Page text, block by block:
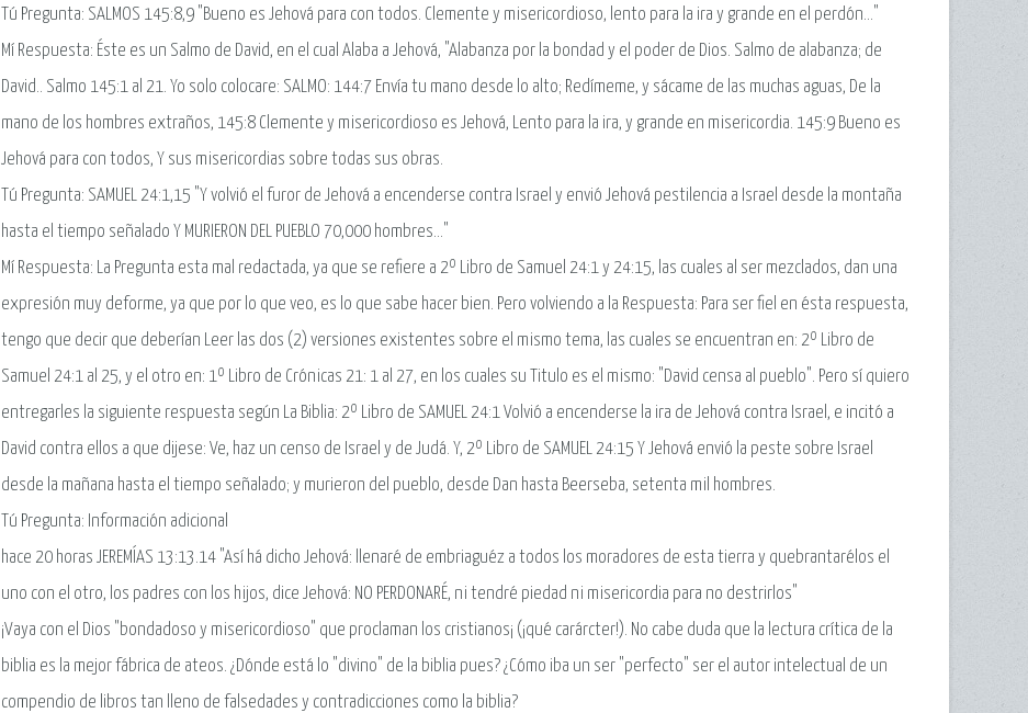
Tú Pregunta: SALMOS 145:8,9 "Bueno es Jehová para con todos. Clemente y misericordioso, lento para la ira y grande en el perdón..."
Mí Respuesta: Éste es un Salmo de David, en el cual Alaba a Jehová, "Alabanza por la bondad y el poder de Dios. Salmo de alabanza; de
David.. Salmo 145:1 al 21. Yo solo colocare: SALMO: 144:7 Envía tu mano desde lo alto; Redímeme, y sácame de las muchas aguas, De la
mano de los hombres extraños, 145:8 Clemente y misericordioso es Jehová, Lento para la ira, y grande en misericordia. 145:9 Bueno es
Jehová para con todos, Y sus misericordias sobre todas sus obras.
Tú Pregunta: SAMUEL 24:1,15 "Y volvió el furor de Jehová a encenderse contra Israel y envió Jehová pestilencia a Israel desde la montaña
hasta el tiempo señalado Y MURIERON DEL PUEBLO 70,000 hombres..."
Mí Respuesta: La Pregunta esta mal redactada, ya que se refiere a 2º Libro de Samuel 24:1 y 24:15, las cuales al ser mezclados, dan una
expresión muy deforme, ya que por lo que veo, es lo que sabe hacer bien. Pero volviendo a la Respuesta: Para ser fiel en ésta respuesta,
tengo que decir que deberían Leer las dos (2) versiones existentes sobre el mismo tema, las cuales se encuentran en: 2º Libro de
Samuel 24:1 al 25, y el otro en: 1º Libro de Crónicas 21: 1 al 27, en los cuales su Titulo es el mismo: "David censa al pueblo". Pero sí quiero
entregarles la siguiente respuesta según La Biblia: 2º Libro de SAMUEL 24:1 Volvió a encenderse la ira de Jehová contra Israel, e incitó a
David contra ellos a que dijese: Ve, haz un censo de Israel y de Judá. Y, 2º Libro de SAMUEL 24:15 Y Jehová envió la peste sobre Israel
desde la mañana hasta el tiempo señalado; y murieron del pueblo, desde Dan hasta Beerseba, setenta mil hombres.
Tú Pregunta: Información adicional
hace 20 horas JEREMÍAS 13:13.14 "Así há dicho Jehová: llenaré de embriaguéz a todos los moradores de esta tierra y quebrantarélos el
uno con el otro, los padres con los hijos, dice Jehová: NO PERDONARÉ, ni tendré piedad ni misericordia para no destrirlos"
¡Vaya con el Dios "bondadoso y misericordioso" que proclaman los cristianos¡ (¡qué carárcter!). No cabe duda que la lectura crítica de la
biblia es la mejor fábrica de ateos. ¿Dónde está lo "divino" de la biblia pues? ¿Cómo iba un ser "perfecto" ser el autor intelectual de un
compendio de libros tan lleno de falsedades y contradicciones como la biblia?